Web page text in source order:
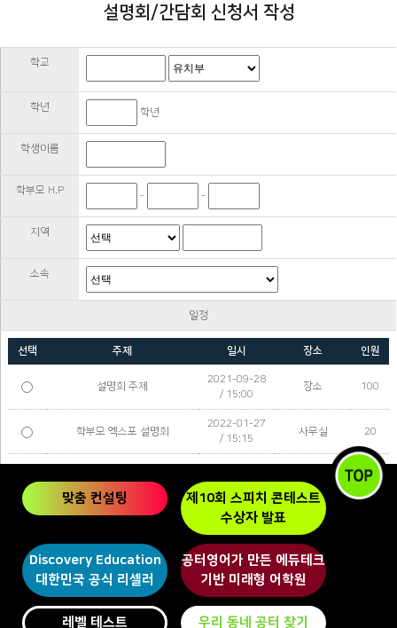
설명회/간담회 신청서 작성
학교
학년 학년
학생이름
학부모 H.P - -
지역
소속
일정
선택 주제 일시 장소 인원
설명회 주제
2021-09-28
/ 15:00
장소 100
학부모 엑스포 설명회
2022-01-27
/ 15:15
사무실 20
/ 04:20
20
2022-05-10
/ 14:00
공터영어 본
사센터
원장
2022-05-13
/ 09:00
가맹센터 교
육장
름방학 특강 안내
/ 11:00
반송센터
맞춤 컨설팅
제10회 스피치 콘테스트
수상자 발표
Discovery Education
대한민국 공식 리셀러
공터영어가 만든 에듀테크
기반 미래형 어학원
레벨 테스트 우리 동네 공터 찾기